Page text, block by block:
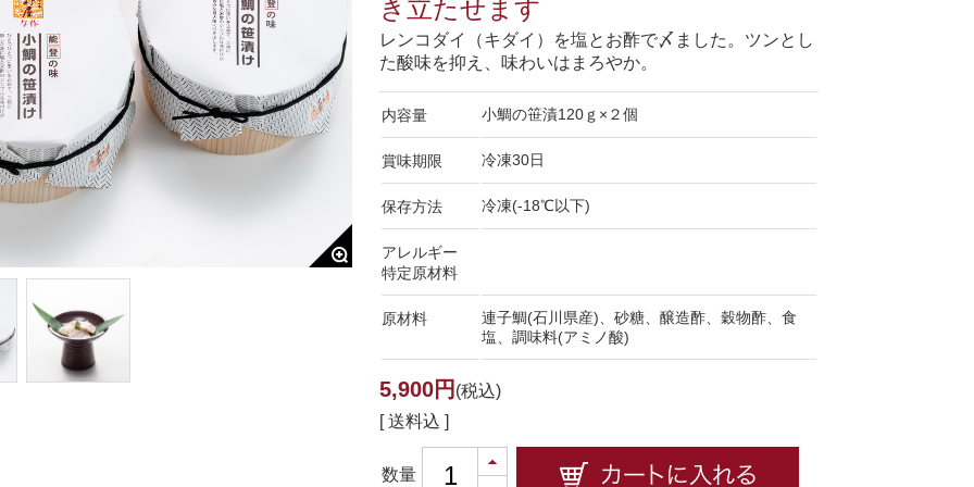
き立たせます
レンコダイ（キダイ）を塩とお酢で〆ました。ツンとし
た酸味を抑え、味わいはまろやか。
内容量 小鯛の笹漬120ｇ×２個
賞味期限 冷凍30日
保存方法 冷凍(-18℃以下)
アレルギー
特定原材料
原材料
連子鯛(石川県産)、砂糖、醸造酢、穀物酢、食
塩、調味料(アミノ酸)
5,900円 (税込)
[ 送料込 ]
数量